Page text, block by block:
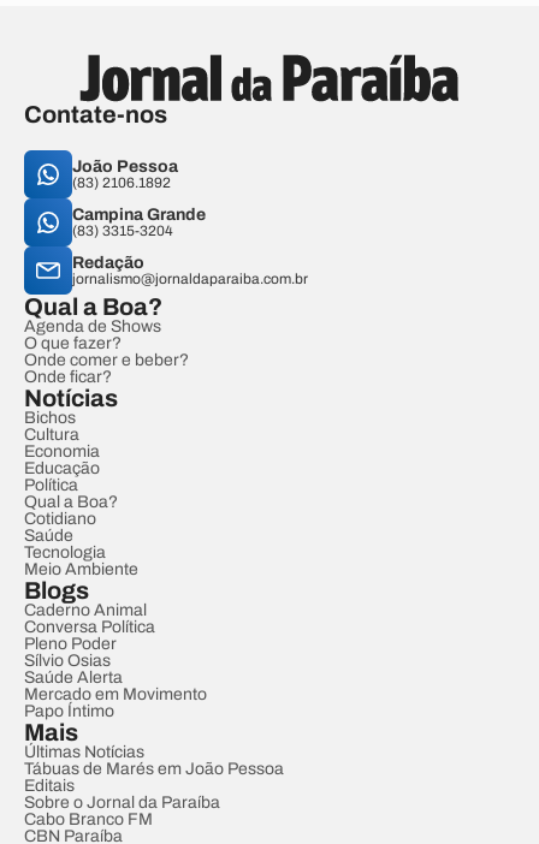
Contate-nos
João Pessoa
(83) 2106.1892
Campina Grande
(83) 3315-3204
Redação
jornalismo@jornaldaparaiba.com.br
Qual a Boa?
Agenda de Shows
O que fazer?
Onde comer e beber?
Onde ficar?
Notícias
Bichos
Cultura
Economia
Educação
Política
Qual a Boa?
Cotidiano
Saúde
Tecnologia
Meio Ambiente
Blogs
Caderno Animal
Conversa Política
Pleno Poder
Sílvio Osias
Saúde Alerta
Mercado em Movimento
Papo Íntimo
Mais
Últimas Notícias
Tábuas de Marés em João Pessoa
Editais
Sobre o Jornal da Paraíba
Cabo Branco FM
CBN Paraíba